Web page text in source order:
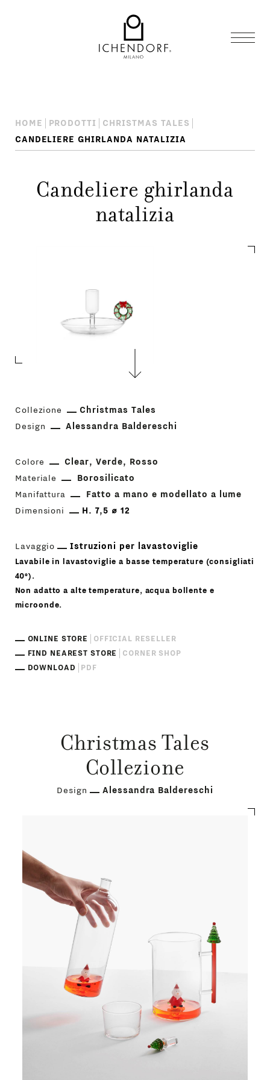
HOME PRODOTTI
CHRISTMAS TALES
CANDELIERE GHIRLANDA NATALIZIA
Candeliere ghirlanda
natalizia
Collezione
Christmas Tales
Design
Alessandra Baldereschi
Colore Clear Verde
Rosso
Materiale
Borosilicato
Manifattura
Fatto a mano e modellato a lume
Dimensioni
H. 7,5 ⌀ 12
Lavaggio Istruzioni per lavastoviglie
Lavabile in lavastoviglie a basse temperature (consigliati
40°).
Non adatto a alte temperature, acqua bollente e
microonde.
ONLINE STORE
OFFICIAL RESELLER
FIND NEAREST STORE
CORNER SHOP
DOWNLOAD
PDF
Christmas Tales
Collezione
Design Alessandra Baldereschi